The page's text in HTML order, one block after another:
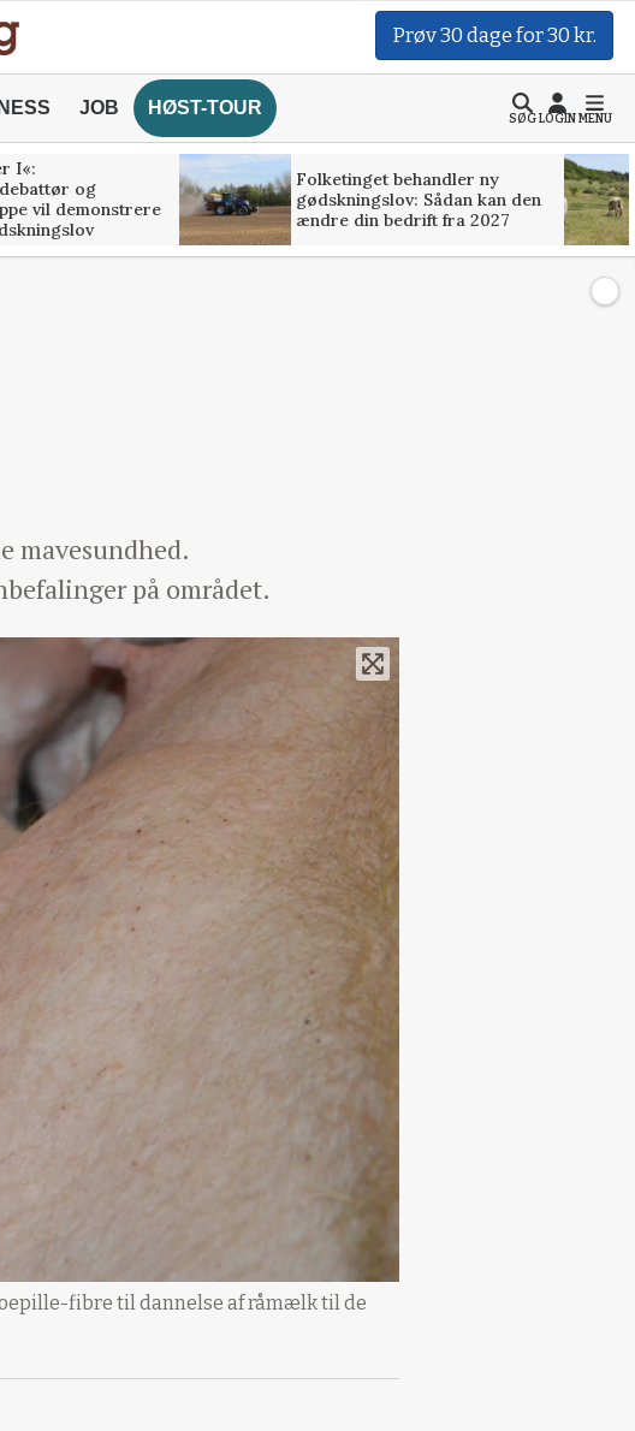
Prøv 30 dage for 30 kr.
JOB HØST-TOUR
SØGLOGINMENU
I«:
og
vil demonstrere
Folketinget behandler ny
gødskningslov: Sådan kan den
ændre din bedrift fra 2027
mavesundhed.
på området.
fibre til dannelse af råmælk til de